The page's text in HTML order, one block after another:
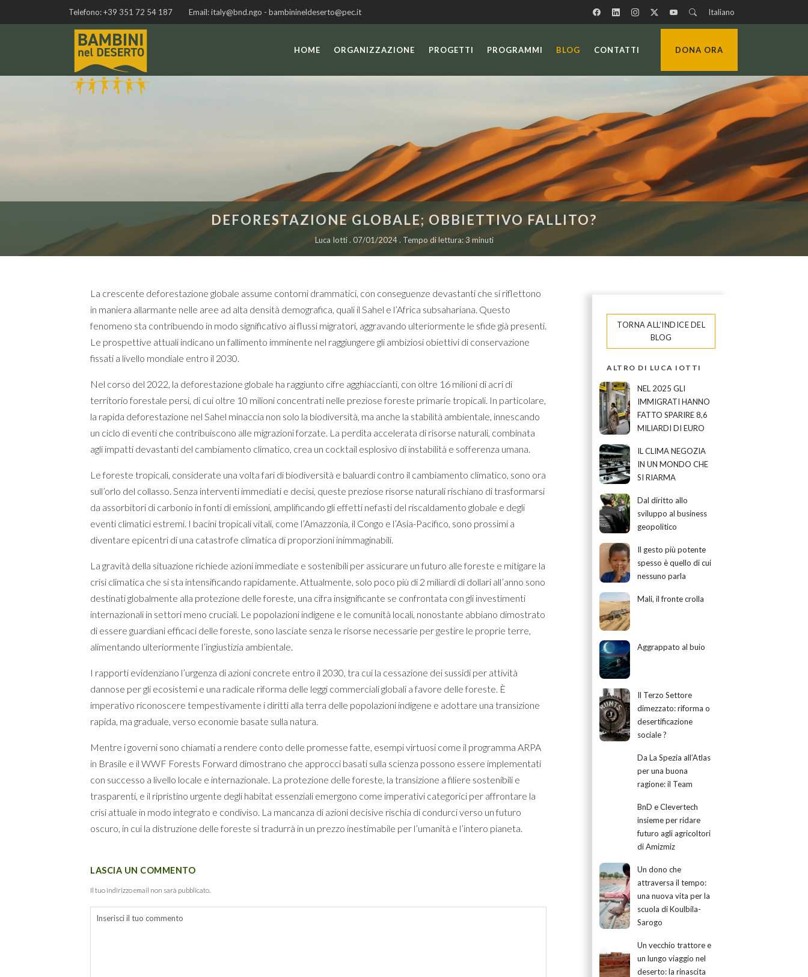
Telefono:+39 351 72 54 187 Email:italy@bnd.ngo - bambinineldeserto@pec.it Italiano
HOME ORGANIZZAZIONE PROGETTI PROGRAMMI BLOG CONTATTI DONA ORA
DEFORESTAZIONE GLOBALE; OBBIETTIVO FALLITO?
Luca Iotti . 07/01/2024 . Tempo di lettura: 3 minuti
La crescente deforestazione globale assume contorni drammatici, con conseguenze devastanti che si riflettono
in maniera allarmante nelle aree ad alta densità demografica, quali il Sahel e l’Africa subsahariana. Questo
fenomeno sta contribuendo in modo significativo ai flussi migratori, aggravando ulteriormente le sfide già presenti.
Le prospettive attuali indicano un fallimento imminente nel raggiungere gli ambiziosi obiettivi di conservazione
fissati a livello mondiale entro il 2030.
Nel corso del 2022, la deforestazione globale ha raggiunto cifre agghiaccianti, con oltre 16 milioni di acri di
territorio forestale persi, di cui oltre 10 milioni concentrati nelle preziose foreste primarie tropicali. In particolare,
la rapida deforestazione nel Sahel minaccia non solo la biodiversità, ma anche la stabilità ambientale, innescando
un ciclo di eventi che contribuiscono alle migrazioni forzate. La perdita accelerata di risorse naturali, combinata
agli impatti devastanti del cambiamento climatico, crea un cocktail esplosivo di instabilità e sofferenza umana.
Le foreste tropicali, considerate una volta fari di biodiversità e baluardi contro il cambiamento climatico, sono ora
sull’orlo del collasso. Senza interventi immediati e decisi, queste preziose risorse naturali rischiano di trasformarsi
da assorbitori di carbonio in fonti di emissioni, amplificando gli effetti nefasti del riscaldamento globale e degli
eventi climatici estremi. I bacini tropicali vitali, come l’Amazzonia, il Congo e l’Asia-Pacifico, sono prossimi a
diventare epicentri di una catastrofe climatica di proporzioni inimmaginabili.
La gravità della situazione richiede azioni immediate e sostenibili per assicurare un futuro alle foreste e mitigare la
crisi climatica che si sta intensificando rapidamente. Attualmente, solo poco più di 2 miliardi di dollari all’anno sono
destinati globalmente alla protezione delle foreste, una cifra insignificante se confrontata con gli investimenti
internazionali in settori meno cruciali. Le popolazioni indigene e le comunità locali, nonostante abbiano dimostrato
di essere guardiani efficaci delle foreste, sono lasciate senza le risorse necessarie per gestire le proprie terre,
alimentando ulteriormente l’ingiustizia ambientale.
I rapporti evidenziano l’urgenza di azioni concrete entro il 2030, tra cui la cessazione dei sussidi per attività
dannose per gli ecosistemi e una radicale riforma delle leggi commerciali globali a favore delle foreste. È
imperativo riconoscere tempestivamente i diritti alla terra delle popolazioni indigene e adottare una transizione
rapida, ma graduale, verso economie basate sulla natura.
Mentre i governi sono chiamati a rendere conto delle promesse fatte, esempi virtuosi come il programma ARPA
in Brasile e il WWF Forests Forward dimostrano che approcci basati sulla scienza possono essere implementati
con successo a livello locale e internazionale. La protezione delle foreste, la transizione a filiere sostenibili e
trasparenti, e il ripristino urgente degli habitat essenziali emergono come imperativi categorici per affrontare la
crisi attuale in modo integrato e condiviso. La mancanza di azioni decisive rischia di condurci verso un futuro
oscuro, in cui la distruzione delle foreste si tradurrà in un prezzo inestimabile per l’umanità e l’intero pianeta.
LASCIA UN COMMENTO
Il tuo indirizzo email non sarà pubblicato.
TORNA ALL’INDICE DEL
BLOG
ALTRO DI LUCA IOTTI
NEL 2025 GLI
IMMIGRATI HANNO
FATTO SPARIRE 8,6
MILIARDI DI EURO
IL CLIMA NEGOZIA
IN UN MONDO CHE
SI RIARMA
Dal diritto allo
sviluppo al business
geopolitico
Il gesto più potente
spesso è quello di cui
nessuno parla
Mali, il fronte crolla
Aggrappato al buio
Il Terzo Settore
dimezzato: riforma o
desertificazione
sociale ?
Da La Spezia all’Atlas
per una buona
ragione: il Team
BnD e Clevertech
insieme per ridare
futuro agli agricoltori
di Amizmiz
Un dono che
attraversa il tempo:
una nuova vita per la
scuola di Koulbila-
Sarogo
Un vecchio trattore e
un lungo viaggio nel
deserto: la rinascita